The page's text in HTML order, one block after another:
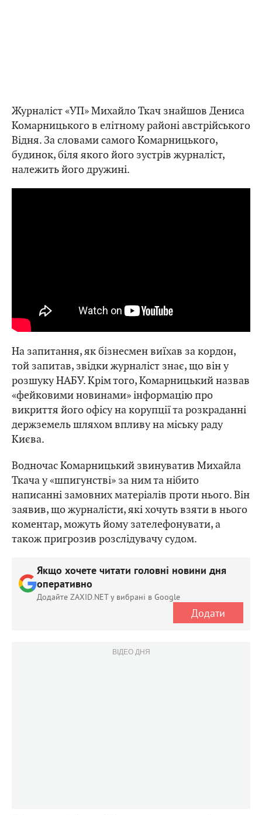
Журналіст «УП» Михайло Ткач знайшов Дениса
Комарницького в елітному районі австрійського
Відня. За словами самого Комарницького,
будинок, біля якого його зустрів журналіст,
належить його дружині.
На запитання, як бізнесмен виїхав за кордон,
той запитав, звідки журналіст знає, що він у
розшуку НАБУ. Крім того, Комарницький назвав
«фейковими новинами» інформацію про
викриття його офісу на корупції та розкраданні
держземель шляхом впливу на міську раду
Києва.
Водночас Комарницький звинуватив Михайла
Ткача у «шпигунстві» за ним та нібито
написанні замовних матеріалів проти нього. Він
заявив, що журналісти, які хочуть взяти в нього
коментар, можуть йому зателефонувати, а
також пригрозив розслідувачу судом.
Якщо хочете читати головні новини дня
оперативно
Додайте ZAXID.NET у вибрані в Google
Додати
ВІДЕО ДНЯ